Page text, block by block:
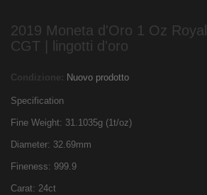
2019 Moneta d'Oro 1 Oz
CGT | lingotti d'oro
Condizione: Nuovo prodotto
Specification
Fine Weight: 31.1035g (1t/oz)
Diameter: 32.69mm
Fineness: 999.9
Carat: 24ct